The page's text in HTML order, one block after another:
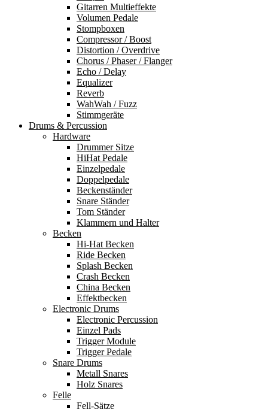
Gitarren Multieffekte
Volumen Pedale
Stompboxen
Compressor / Boost
Distortion / Overdrive
Chorus / Phaser / Flanger
Echo / Delay
Equalizer
Reverb
WahWah / Fuzz
Stimmgeräte
Drums & Percussion
Hardware
Drummer Sitze
HiHat Pedale
Einzelpedale
Doppelpedale
Beckenständer
Snare Ständer
Tom Ständer
Klammern und Halter
Becken
Hi-Hat Becken
Ride Becken
Splash Becken
Crash Becken
China Becken
Effektbecken
Electronic Drums
Electronic Percussion
Einzel Pads
Trigger Module
Trigger Pedale
Snare Drums
Metall Snares
Holz Snares
Felle
Fell-Sätze